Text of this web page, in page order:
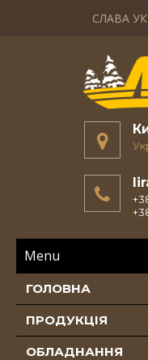
СЛАВА
Menu
ГОЛОВНА
ПРОДУКЦІЯ
ОБЛАДНАННЯ